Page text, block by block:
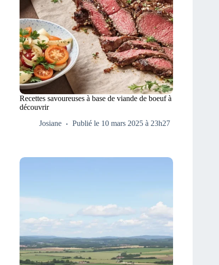
Recettes savoureuses à base de viande de boeuf à
découvrir
Josiane
Publié le 10 mars 2025 à 23h27